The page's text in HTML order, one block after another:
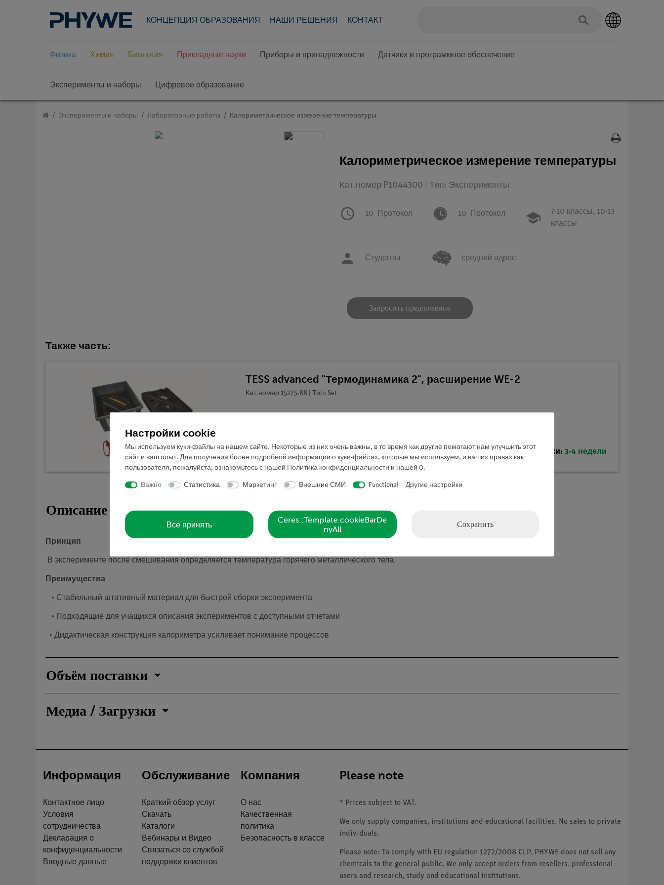
КОНЦЕПЦИЯ ОБРАЗОВАНИЯ НАШИ РЕШЕНИЯ КОНТАКТ
Физика Химия Биология Прикладные науки Приборы и принадлежности Датчики и программное обеспечение
Эксперименты и наборы Цифровое образование
Эксперименты и наборы Лабораторные работы Калориметрическое измерение температуры
Калориметрическое измерение температуры
Кат.номер P1044300 | Тип: Эксперименты
10 Протокол 10 Протокол 7-10 классы, 10-13
классы
Студенты средний адрес
Запросить предложение
Также часть:
TESS advanced "Термодинамика 2", расширение WE-2
Кат.номер 15275-88 | Тип: Set
Время доставки: 3-4 недели
Описание
Принцип
В эксперименте после смешивания определяется температура горячего металлического тела.
Преимущества
• Стабильный штативный материал для быстрой сборки эксперимента
• Подходящие для учащихся описания экспериментов с доступными отчетами
• Дидактическая конструкция калориметра усиливает понимание процессов
Объём поставки
Медиа / Загрузки
Информация
Контактное лицо
Условия
сотрудничества
Декларация о
конфиденциальности
Вводные данные
Обслуживание
Краткий обзор услуг
Скачать
Каталоги
Вебинары и Видео
Связаться со службой
поддержки клиентов
Компания
О нас
Качественная
политика
Безопасность в классе
Please note
* Prices subject to VAT.
We only supply companies, institutions and educational facilities. No sales to private
individuals.
Please note: To comply with EU regulation 1272/2008 CLP, PHYWE does not sell any
chemicals to the general public. We only accept orders from resellers, professional
users and research, study and educational institutions.
Настройки cookie
Мы используем куки-файлы на нашем сайте. Некоторые из них очень важны, в то время как другие помогают нам улучшить этот
сайт и ваш опыт. Для получения более подробной информации о куки-файлах, которые мы используем, и ваших правах как
пользователя, пожалуйста, ознакомьтесь с нашей Политика конфиденциальности и нашей 0.
Важно Статистика Маркетинг Внешние СМИ Functional Другие настройки
Все принять
Ceres::Template.cookieBarDe
nyAll
Сохранить